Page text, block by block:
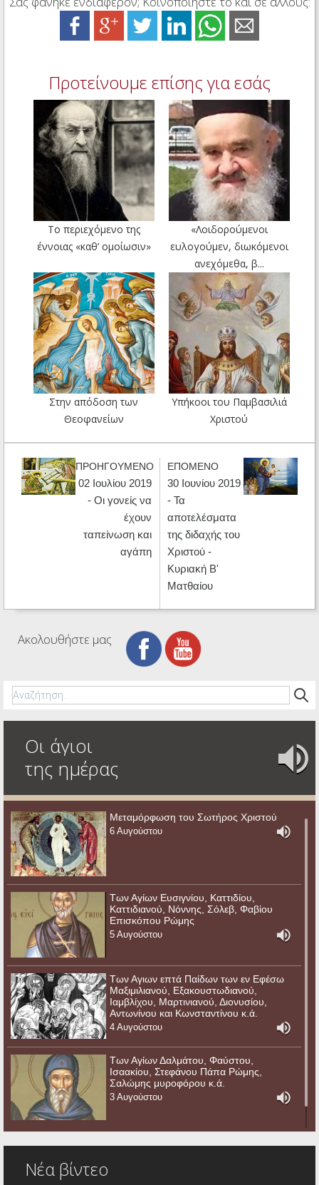
Προτείνουμε επίσης για εσάς
Το περιεχόμενο της
έννοιας «καθ’ ομοίωσιν»
«Λοιδορούμενοι
ευλογούμεν, διωκόμενοι
ανεχόμεθα, β...
Στην απόδοση των
Θεοφανείων
Υπήκοοι του Παμβασιλιά
Χριστού
ΠΡΟΗΓΟΥΜΕΝΟ
02 Ιουλίου 2019
- Οι γονείς να
έχουν
ταπείνωση και
αγάπη
ΕΠΟΜΕΝΟ
30 Ιουνίου 2019
- Τα
αποτελέσματα
της διδαχής του
Χριστού -
Κυριακή Β'
Ματθαίου
Ακολουθήστε μας
Οι άγιοι
της ημέρας
Μεταμόρφωση του Σωτήρος Χριστού
6 Αυγούστου
Των Αγίων Ευσιγνίου, Καττιδίου,
Καττιδιανού, Νόννης, Σόλεβ, Φαβίου
Επισκόπου Ρώμης
5 Αυγούστου
Των Αγιων επτά Παίδων των εν Εφέσω
Μαξιμιλιανού, Εξακουστωδιανού,
Ιαμβλίχου, Μαρτινιανού, Διονυσίου,
Αντωνίνου και Κωνσταντίνου κ.ά.
4 Αυγούστου
Των Αγίων Δαλμάτου, Φαύστου,
Ισαακίου, Στεφάνου Πάπα Ρώμης,
Σαλώμης μυροφόρου κ.ά.
3 Αυγούστου
Νέα βίντεο